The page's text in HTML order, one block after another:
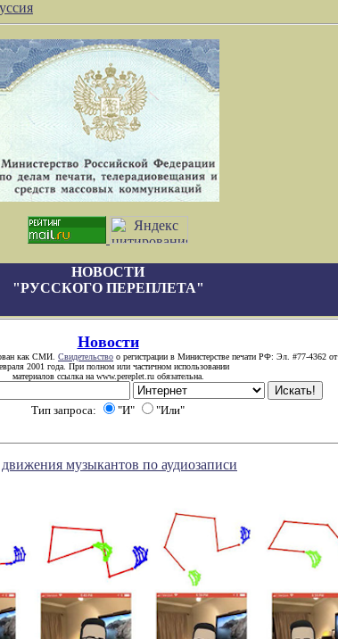
НОВОСТИ
"РУССКОГО ПЕРЕПЛЕТА"
Новости
как СМИ. Свидетельство о регистрации в Министерстве печати РФ: Эл. #77-4362 от
2001 года. При полном или частичном использовании
материалов ссылка на www.pereplet.ru обязательна.
Тип запроса: "И" "Или"
музыкантов по аудиозаписи